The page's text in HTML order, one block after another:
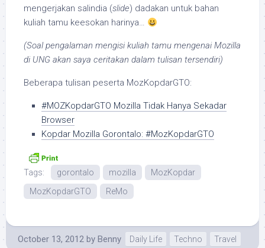
mengerjakan salindia (slide) dadakan untuk bahan
kuliah tamu keesokan harinya…
(Soal pengalaman mengisi kuliah tamu mengenai Mozilla
di UNG akan saya ceritakan dalam tulisan tersendiri)
Beberapa tulisan peserta MozKopdarGTO:
#MOZKopdarGTO Mozilla Tidak Hanya Sekadar
Browser
Kopdar Mozilla Gorontalo: #MozKopdarGTO
Tags: gorontalo mozilla
MozKopdar
MozKopdarGTO
ReMo
October 13, 2012 by Benny Daily Life Techno Travel